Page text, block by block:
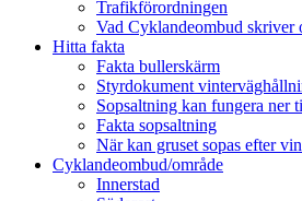
Trafikförordningen
Vad Cyklandeombud skriver
Hitta fakta
Fakta bullerskärm
Styrdokument
Sopsaltning kan fungera ner
Fakta sopsaltning
När kan gruset sopas efter
Cyklandeombud/område
Innerstad